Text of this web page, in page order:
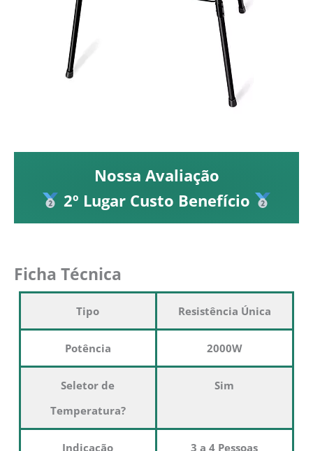
Nossa Avaliação
2º Lugar Custo Benefício
Ficha Técnica
Tipo Resistência Única
Potência 2000W
Seletor de
Temperatura?
Sim
Indicação 3 a 4 Pessoas